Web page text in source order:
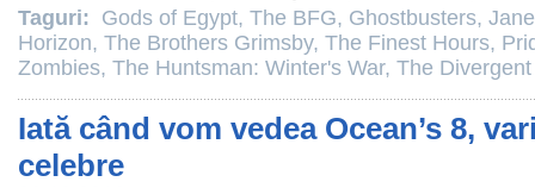
Taguri: Gods of Egypt, The BFG, Ghostbusters,
Horizon, The Brothers Grimsby, The Finest Hours,
Zombies, The Huntsman: Winter's War, The
Iată când vom vedea Ocean’s 8,
celebre